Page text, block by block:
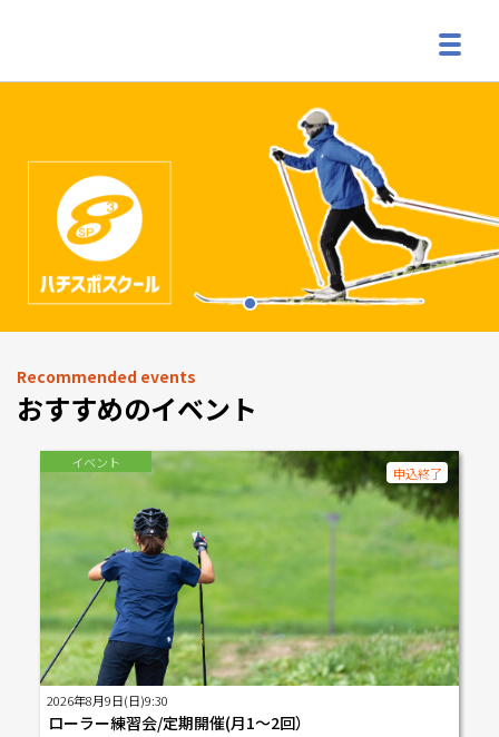
Recommended events
おすすめのイベント
イベント
申込終了
2026年8月9日(日)9:30
ローラー練習会/定期開催(月1〜2回）